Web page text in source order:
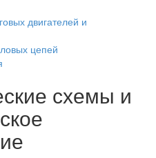
двигателей и
цепей
схемы и